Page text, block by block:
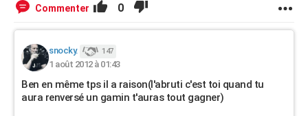
Commenter 0
snocky. 147
1 août 2012 à 01:43
Ben en même tps il a raison(l'abruti c'est toi quand tu
aura renversé un gamin t'auras tout gagner)